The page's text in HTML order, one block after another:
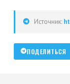
Источник:
ПОДЕЛИТЬСЯ